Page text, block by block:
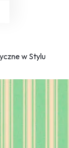
w Stylu